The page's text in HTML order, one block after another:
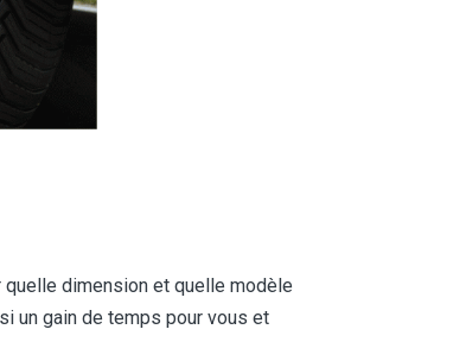
dimension et quelle modèle
un gain de temps pour vous et